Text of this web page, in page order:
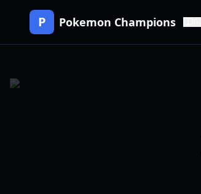
P Pokemon Champions